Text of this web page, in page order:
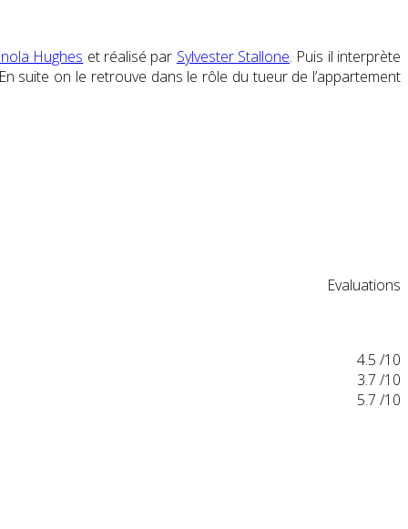
Hughes et réalisé par Sylvester Stallone. Puis il interprète
suite on le retrouve dans le rôle du tueur de l’appartement
Evaluations
4.5 /10
3.7 /10
5.7 /10